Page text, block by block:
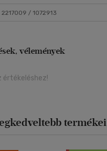
2217009 / 1072913
vélemények
értékeléshez!
termékei